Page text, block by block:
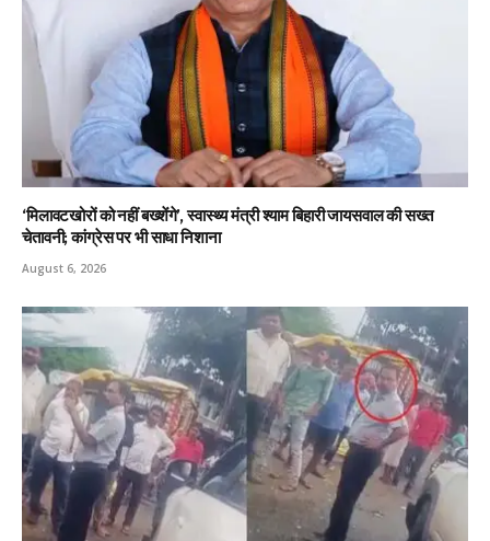
‘मिलावटखोरों को नहीं बख्शेंगे’, स्वास्थ्य मंत्री श्याम बिहारी जायसवाल की सख्त
चेतावनी; कांग्रेस पर भी साधा निशाना
August 6, 2026